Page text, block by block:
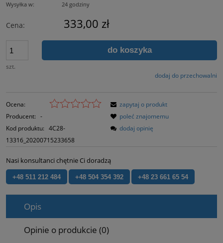
Wysyłka w:
24 godziny
Cena: 333,00 zł
szt.
do koszyka
dodaj do przechowalni
Ocena:
Producent: -
Kod produktu: 4C28-
13316_20200715233658
zapytaj o produkt
poleć znajomemu
dodaj opinię
Nasi konsultanci chętnie Ci doradzą
+48 511 212 484 +48 504 354 392 +48 23 661 65 54
Opis
Opinie o produkcie (0)